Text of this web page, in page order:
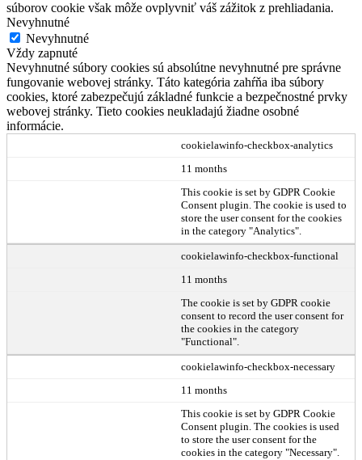
súborov cookie však môže ovplyvniť váš zážitok z prehliadania.
Nevyhnutné
Nevyhnutné
Vždy zapnuté
Nevyhnutné súbory cookies sú absolútne nevyhnutné pre správne
fungovanie webovej stránky. Táto kategória zahŕňa iba súbory
cookies, ktoré zabezpečujú základné funkcie a bezpečnostné prvky
webovej stránky. Tieto cookies neukladajú žiadne osobné
informácie.
cookielawinfo-checkbox-analytics
11 months
This cookie is set by GDPR Cookie
Consent plugin. The cookie is used to
store the user consent for the cookies
in the category "Analytics".
cookielawinfo-checkbox-functional
11 months
The cookie is set by GDPR cookie
consent to record the user consent for
the cookies in the category
"Functional".
cookielawinfo-checkbox-necessary
11 months
This cookie is set by GDPR Cookie
Consent plugin. The cookies is used
to store the user consent for the
cookies in the category "Necessary".